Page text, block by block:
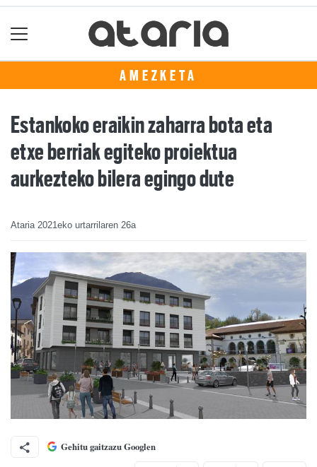
AMEZKETA
Estankoko eraikin zaharra bota eta
etxe berriak egiteko proiektua
aurkezteko bilera egingo dute
Ataria 2021eko urtarrilaren 26a
Gehitu gaitzazu Googlen